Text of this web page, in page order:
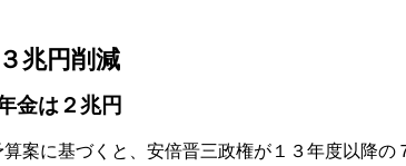
兆円削減
金は２兆円
案に基づくと、安倍晋三政権が１３年度以降の